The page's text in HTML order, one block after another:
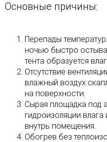
Основные причины:
Перепады
ночью быстро
тента образуется
Отсутствие
влажный воздух
на поверхности.
Сырая площадка под
гидроизоляции влага
внутрь помещения.
Обогрев без